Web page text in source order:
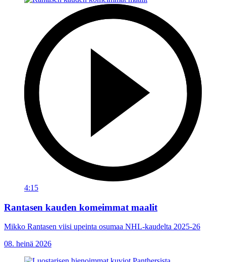
4:15
Rantasen kauden komeimmat maalit
Mikko Rantasen viisi upeinta osumaa NHL-kaudelta 2025-26
08. heinä 2026